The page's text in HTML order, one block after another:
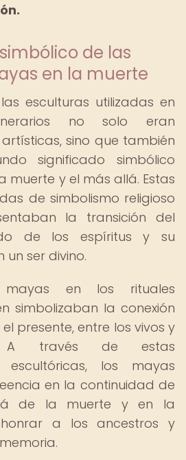
de las
en la muerte
esculturas utilizadas en
no solo eran
sino que también
significado simbólico
muerte y el más allá. Estas
de simbolismo religioso
la transición del
de los espíritus y su
ser divino.
mayas en los rituales
simbolizaban la conexión
presente, entre los vivos y
A través de estas
escultóricas, los mayas
en la continuidad de
de la muerte y en la
a los ancestros y